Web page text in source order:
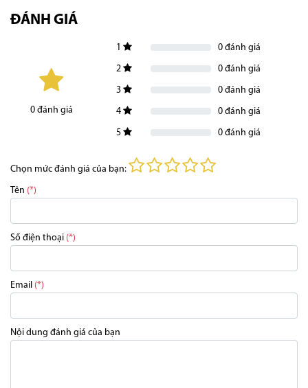
ĐÁNH GIÁ
0đánh giá
1 0 đánh giá
2 0 đánh giá
3 0 đánh giá
4 0 đánh giá
5 0 đánh giá
Chọn mức đánh giá của bạn:
Tên (*)
Số điện thoại (*)
Email (*)
Nội dung đánh giá của bạn